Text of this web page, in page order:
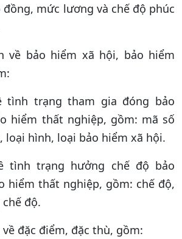
mức lương và chế độ phúc
về bảo hiểm xã hội, bảo hiểm
tình trạng tham gia đóng bảo
hiểm thất nghiệp, gồm: mã số
loại hình, loại bảo hiểm xã hội.
tình trạng hưởng chế độ bảo
hiểm thất nghiệp, gồm: chế độ,
độ.
đặc điểm, đặc thù, gồm: